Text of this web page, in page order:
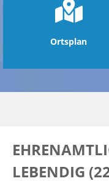
Ortsplan
LEBENDIG